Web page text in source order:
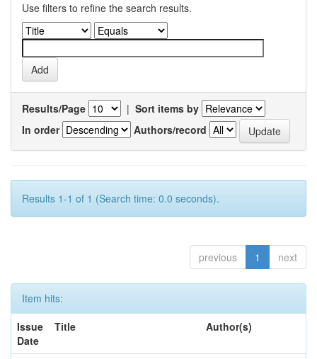
Use filters to refine the search results.
Results/Page | Sort items by
In order
Authors/record
Results 1-1 of 1 (Search time: 0.0 seconds).
previous 1 next
Item hits:
Issue
Date
Title Author(s)